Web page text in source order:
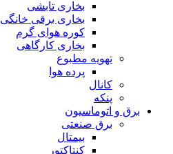
بخاری تابشی
بخاری برقی خانگی
کوره هوای گرم
بخاری کارگاهی
تهویه مطبوع
پرده هوا
کانال
پنکه
برق و اتوماسیون
برق صنعتی
بیمتال
کنتاکتور